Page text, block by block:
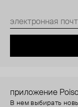
приложение
В нем выбирать